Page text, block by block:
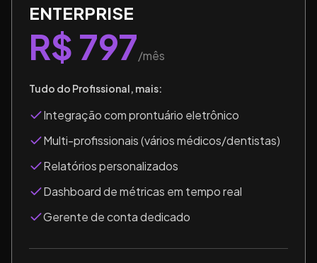
ENTERPRISE
R$ 797/mês
Tudo do Profissional, mais:
Integração com prontuário eletrônico
Multi-profissionais (vários médicos/dentistas)
Relatórios personalizados
Dashboard de métricas em tempo real
Gerente de conta dedicado